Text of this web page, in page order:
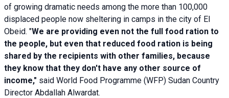
of growing dramatic needs among the more than 100,000
displaced people now sheltering in camps in the city of El
Obeid. "We are providing even not the full food ration to
the people, but even that reduced food ration is being
shared by the recipients with other families, because
they know that they don't have any other source of
income," said World Food Programme (WFP) Sudan Country
Director Abdallah Alwardat.